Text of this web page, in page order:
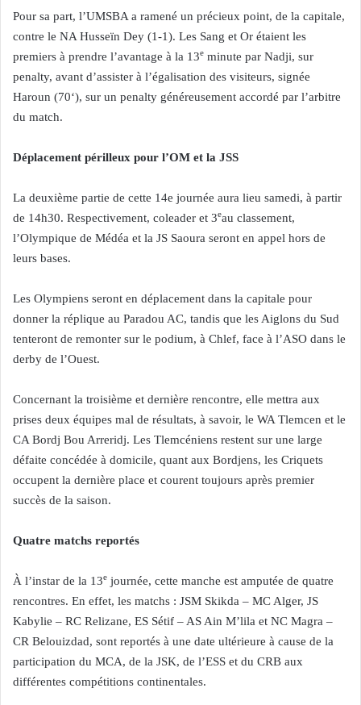
Pour sa part, l’UMSBA a ramené un précieux point, de la capitale,
contre le NA Husseïn Dey (1-1). Les Sang et Or étaient les
premiers à prendre l’avantage à la 13e minute par Nadji, sur
penalty, avant d’assister à l’égalisation des visiteurs, signée
Haroun (70‘), sur un penalty généreusement accordé par l’arbitre
du match.
Déplacement périlleux pour l’OM et la JSS
La deuxième partie de cette 14e journée aura lieu samedi, à partir
de 14h30. Respectivement, coleader et 3eau classement,
l’Olympique de Médéa et la JS Saoura seront en appel hors de
leurs bases.
Les Olympiens seront en déplacement dans la capitale pour
donner la réplique au Paradou AC, tandis que les Aiglons du Sud
tenteront de remonter sur le podium, à Chlef, face à l’ASO dans le
derby de l’Ouest.
Concernant la troisième et dernière rencontre, elle mettra aux
prises deux équipes mal de résultats, à savoir, le WA Tlemcen et le
CA Bordj Bou Arreridj. Les Tlemcéniens restent sur une large
défaite concédée à domicile, quant aux Bordjens, les Criquets
occupent la dernière place et courent toujours après premier
succès de la saison.
Quatre matchs reportés
À l’instar de la 13e journée, cette manche est amputée de quatre
rencontres. En effet, les matchs : JSM Skikda – MC Alger, JS
Kabylie – RC Relizane, ES Sétif – AS Ain M’lila et NC Magra –
CR Belouizdad, sont reportés à une date ultérieure à cause de la
participation du MCA, de la JSK, de l’ESS et du CRB aux
différentes compétitions continentales.